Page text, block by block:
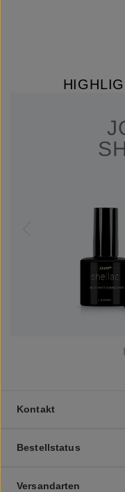
Kontakt
Bestellstatus
Versandarten